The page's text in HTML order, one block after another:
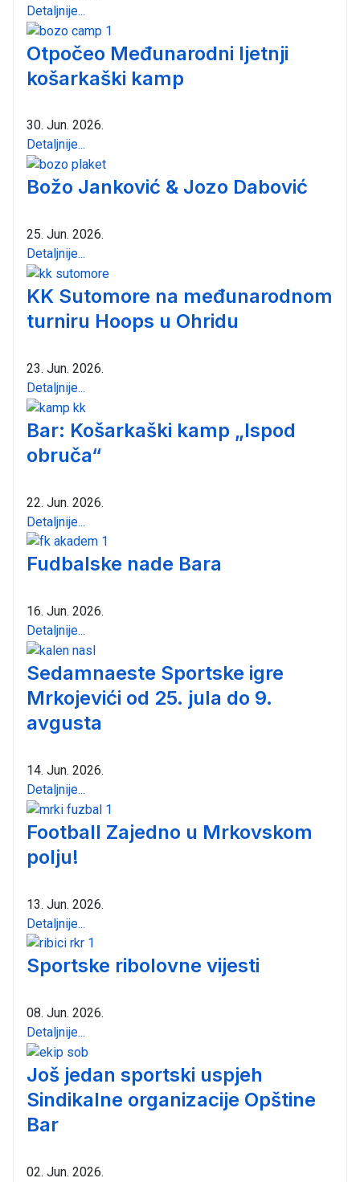
Detaljnije...
Otpočeo Međunarodni ljetnji
košarkaški kamp
30. Jun. 2026.
Detaljnije...
Božo Janković & Jozo Dabović
25. Jun. 2026.
Detaljnije...
KK Sutomore na međunarodnom
turniru Hoops u Ohridu
23. Jun. 2026.
Detaljnije...
Bar: Košarkaški kamp „Ispod
obruča“
22. Jun. 2026.
Detaljnije...
Fudbalske nade Bara
16. Jun. 2026.
Detaljnije...
Sedamnaeste Sportske igre
Mrkojevići od 25. jula do 9.
avgusta
14. Jun. 2026.
Detaljnije...
Football Zajedno u Mrkovskom
polju!
13. Jun. 2026.
Detaljnije...
Sportske ribolovne vijesti
08. Jun. 2026.
Detaljnije...
Još jedan sportski uspjeh
Sindikalne organizacije Opštine
Bar
02. Jun. 2026.